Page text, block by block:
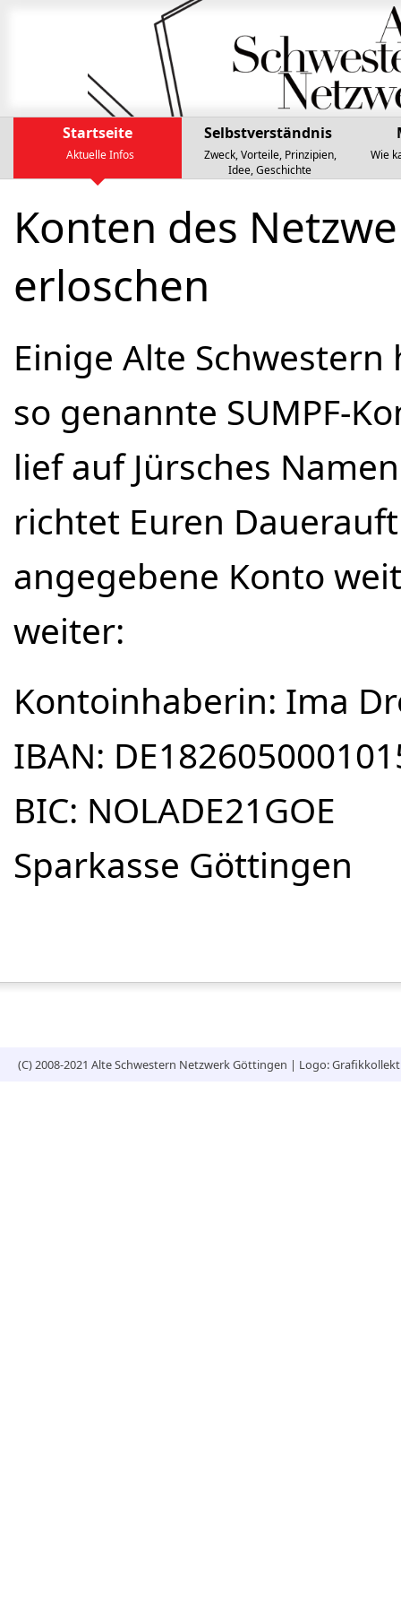
Startseite
Aktuelle Infos
Selbst­ver­ständ­nis
Zweck, Vorteile, Prinzipien,
Idee, Geschichte
Wie
Konten des
erloschen
Einige Alte
so genannte SUMPF-
lief auf Jürsches
richtet Euren
angegebene Konto
weiter:
Kontoinhaberin: Ima
IBAN:
BIC: NOLADE21GOE
Sparkasse Göttingen
(C) 2008-2021 Alte Schwestern Netzwerk Göttingen | Logo: